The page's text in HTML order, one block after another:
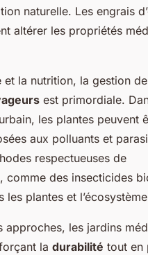
naturelle. Les engrais
altérer les propriétés
et la nutrition, la gestion
est primordiale.
les plantes peuvent
aux polluants et
respectueuses de
comme des insecticides
les plantes et
approches, les jardins
la durabilité tout en